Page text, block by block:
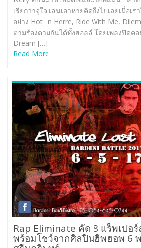
เรียกว่าจุใจ เล่นเอาหายคิดถึงไปเลยเมื่อเร
อย่าง Hot in Herre, Ride With Me,
ตามร้องตามกันได้ทั้งฮอลล์ โดยเพลงปิดคอ
Dream […]
Read More
Rap Eliminate คัด 8 แร็พเปอ
พร้อมโชว์จากศิลปินฮิพฮอพ 6